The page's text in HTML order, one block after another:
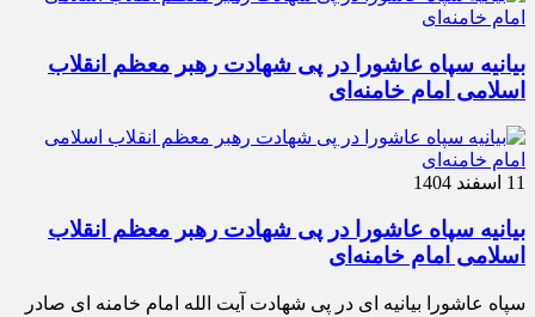
بیانیه سپاه عاشورا در پی شهادت رهبر معظم انقلاب
اسلامی امام خامنه‌ای
11 اسفند 1404
بیانیه سپاه عاشورا در پی شهادت رهبر معظم انقلاب
اسلامی امام خامنه‌ای
سپاه عاشورا بیانیه ای در پی شهادت آیت الله امام خامنه ای صادر